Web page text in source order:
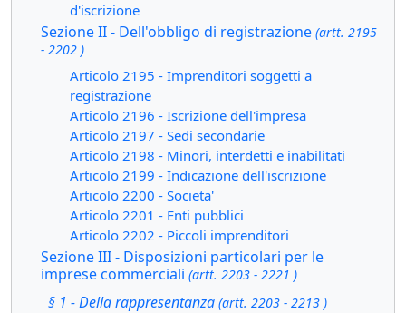
d'iscrizione
Sezione II - Dell'obbligo di registrazione (artt. 2195
- 2202 )
Articolo 2195 - Imprenditori soggetti a
registrazione
Articolo 2196 - Iscrizione dell'impresa
Articolo 2197 - Sedi secondarie
Articolo 2198 - Minori, interdetti e inabilitati
Articolo 2199 - Indicazione dell'iscrizione
Articolo 2200 - Societa'
Articolo 2201 - Enti pubblici
Articolo 2202 - Piccoli imprenditori
Sezione III - Disposizioni particolari per le
imprese commerciali (artt. 2203 - 2221 )
§ 1 - Della rappresentanza (artt. 2203 - 2213 )